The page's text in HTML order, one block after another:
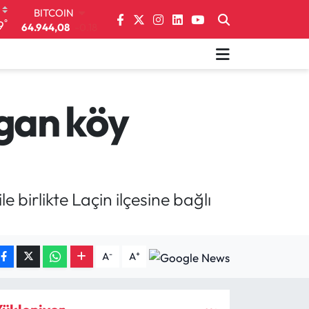
°
DOLAR
47,7436
EURO
6660.55
0.03
BİST100köy
birlikte Laçin ilçesine bağlı
A- A+